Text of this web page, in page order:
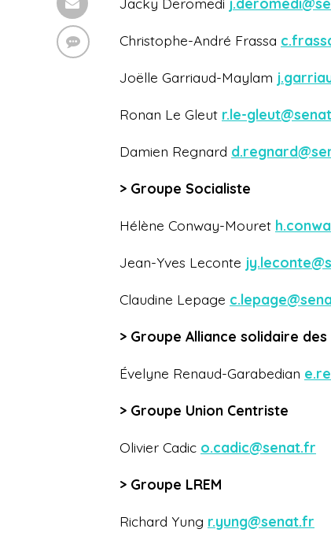
Christophe-André Frassa
Joëlle Garriaud-Maylam
Ronan Le Gleut r.le-
Damien Regnard
> Groupe Socialiste
Hélène Conway-Mouret
Jean-Yves Leconte
Claudine Lepage
> Groupe Alliance solidaire
Évelyne Renaud-Garabedian
> Groupe Union Centriste
Olivier Cadic o.cadic@senat.fr
> Groupe LREM
Richard Yung r.yung@senat.fr